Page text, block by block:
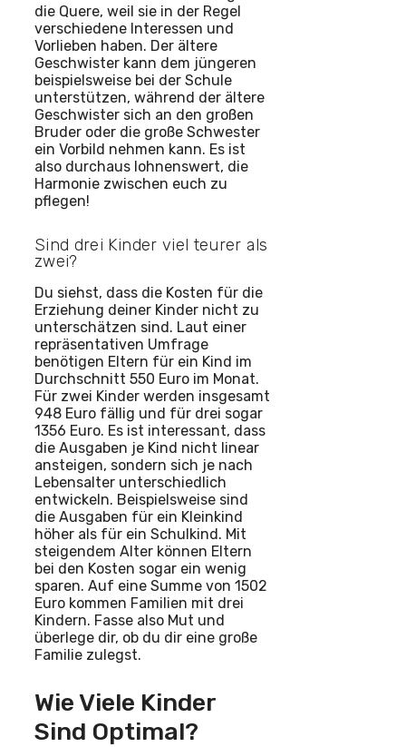
die Quere, weil sie in der Regel
verschiedene Interessen und
Vorlieben haben. Der ältere
Geschwister kann dem jüngeren
beispielsweise bei der Schule
unterstützen, während der ältere
Geschwister sich an den großen
Bruder oder die große Schwester
ein Vorbild nehmen kann. Es ist
also durchaus lohnenswert, die
Harmonie zwischen euch zu
pflegen!
Sind drei Kinder viel teurer als
zwei?
Du siehst, dass die Kosten für die
Erziehung deiner Kinder nicht zu
unterschätzen sind. Laut einer
repräsentativen Umfrage
benötigen Eltern für ein Kind im
Durchschnitt 550 Euro im Monat.
Für zwei Kinder werden insgesamt
948 Euro fällig und für drei sogar
1356 Euro. Es ist interessant, dass
die Ausgaben je Kind nicht linear
ansteigen, sondern sich je nach
Lebensalter unterschiedlich
entwickeln. Beispielsweise sind
die Ausgaben für ein Kleinkind
höher als für ein Schulkind. Mit
steigendem Alter können Eltern
bei den Kosten sogar ein wenig
sparen. Auf eine Summe von 1502
Euro kommen Familien mit drei
Kindern. Fasse also Mut und
überlege dir, ob du dir eine große
Familie zulegst.
Wie Viele Kinder
Sind Optimal?